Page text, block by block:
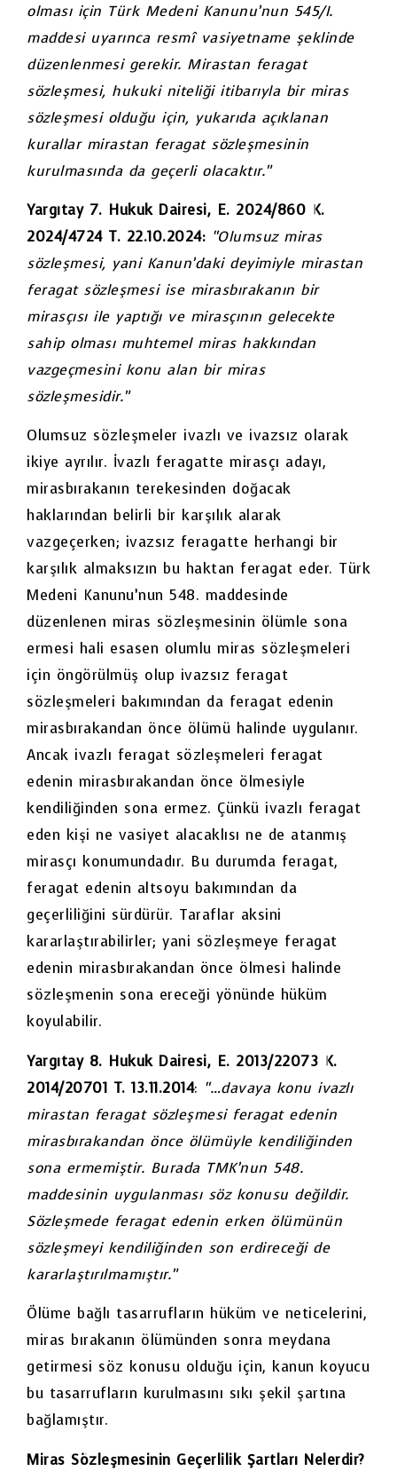
olması için Türk Medeni Kanunu’nun 545/I.
maddesi uyarınca resmî vasiyetname şeklinde
düzenlenmesi gerekir. Mirastan feragat
sözleşmesi, hukuki niteliği itibarıyla bir miras
sözleşmesi olduğu için, yukarıda açıklanan
kurallar mirastan feragat sözleşmesinin
kurulmasında da geçerli olacaktır.”
Yargıtay 7. Hukuk Dairesi, E. 2024/860 K.
2024/4724 T. 22.10.2024: “Olumsuz miras
sözleşmesi, yani Kanun’daki deyimiyle mirastan
feragat sözleşmesi ise mirasbırakanın bir
mirasçısı ile yaptığı ve mirasçının gelecekte
sahip olması muhtemel miras hakkından
vazgeçmesini konu alan bir miras
sözleşmesidir.”
Olumsuz sözleşmeler ivazlı ve ivazsız olarak
ikiye ayrılır. İvazlı feragatte mirasçı adayı,
mirasbırakanın terekesinden doğacak
haklarından belirli bir karşılık alarak
vazgeçerken; ivazsız feragatte herhangi bir
karşılık almaksızın bu haktan feragat eder. Türk
Medeni Kanunu’nun 548. maddesinde
düzenlenen miras sözleşmesinin ölümle sona
ermesi hali esasen olumlu miras sözleşmeleri
için öngörülmüş olup ivazsız feragat
sözleşmeleri bakımından da feragat edenin
mirasbırakandan önce ölümü halinde uygulanır.
Ancak ivazlı feragat sözleşmeleri feragat
edenin mirasbırakandan önce ölmesiyle
kendiliğinden sona ermez. Çünkü ivazlı feragat
eden kişi ne vasiyet alacaklısı ne de atanmış
mirasçı konumundadır. Bu durumda feragat,
feragat edenin altsoyu bakımından da
geçerliliğini sürdürür. Taraflar aksini
kararlaştırabilirler; yani sözleşmeye feragat
edenin mirasbırakandan önce ölmesi halinde
sözleşmenin sona ereceği yönünde hüküm
koyulabilir.
Yargıtay 8. Hukuk Dairesi, E. 2013/22073 K.
2014/20701 T. 13.11.2014: “…davaya konu ivazlı
mirastan feragat sözleşmesi feragat edenin
mirasbırakandan önce ölümüyle kendiliğinden
sona ermemiştir. Burada TMK’nun 548.
maddesinin uygulanması söz konusu değildir.
Sözleşmede feragat edenin erken ölümünün
sözleşmeyi kendiliğinden son erdireceği de
kararlaştırılmamıştır.”
Ölüme bağlı tasarrufların hüküm ve neticelerini,
miras bırakanın ölümünden sonra meydana
getirmesi söz konusu olduğu için, kanun koyucu
bu tasarrufların kurulmasını sıkı şekil şartına
bağlamıştır.
Miras Sözleşmesinin Geçerlilik Şartları Nelerdir?